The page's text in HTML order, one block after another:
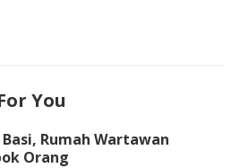
You
Rumah Wartawan
Orang